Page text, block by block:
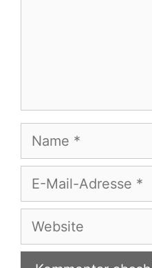
Name
E-
Adresse
Website